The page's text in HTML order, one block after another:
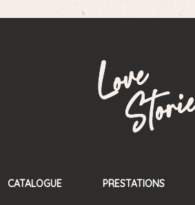
CATALOGUE PRESTATIONS